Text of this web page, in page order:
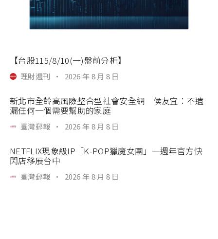
【台股115/8/10(一)盤前分析】
理財週刊 · 2026 年 8 月 8 日
新北市全齡高風險整合型社會安全網 侯友宜：不遺
漏任何一個需要幫助的家庭
臺灣郵報 · 2026 年 8 月 8 日
NETFLIX現象級IP「K-POP獵魔女團」一週年官方快
閃店移展台中
臺灣郵報 · 2026 年 8 月 8 日